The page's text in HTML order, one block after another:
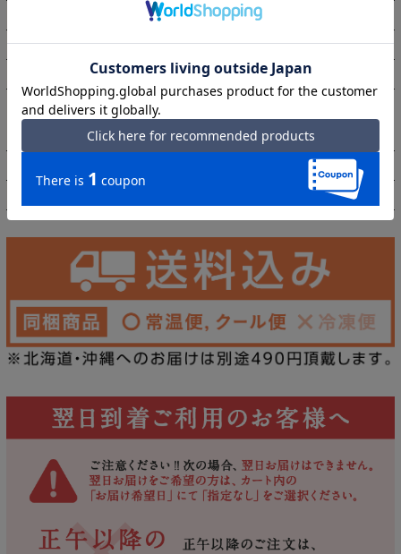
200g×5袋
賞味期限 約180日
直射日光・高温多湿を避け、保存してください
販売者
株式会社伊藤久右衛門
京都府宇治市莵道荒槙19-3
0120-27-3993